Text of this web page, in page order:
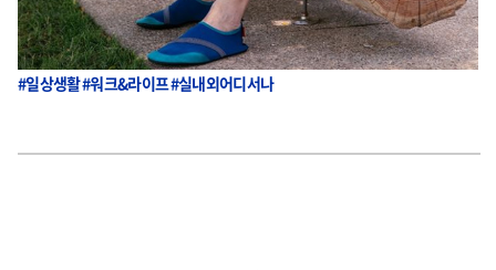
#일상생활 #워크&라이프 #실내외어디서나